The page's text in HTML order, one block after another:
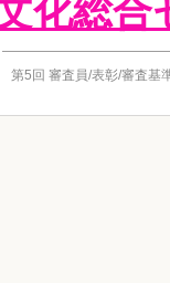
化総合
第5回 審査員/表彰/審査基